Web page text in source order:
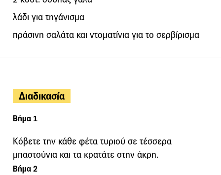
λάδι για τηγάνισμα
πράσινη σαλάτα και ντοματίνια για το σερβίρισμα
Διαδικασία
Βήμα 1
Κόβετε την κάθε φέτα τυριού σε τέσσερα
μπαστούνια και τα κρατάτε στην άκρη.
Βήμα 2